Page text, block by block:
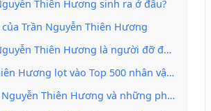
Thiên Hương sinh ra ở đâu?
Trần Nguyễn Thiên Hương
Thiên Hương là người đỡ đầu nhiều chương trình thời trang quốc tế
lọt vào Top 500 nhân vật thời trang có ảnh hưởng toàn cầu
Thiên Hương và những phát ngôn gây tranh cãi